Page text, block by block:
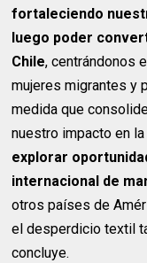
fortaleciendo
luego poder
Chile, centrándonos
mujeres migrantes y
medida que
nuestro impacto en
explorar
internacional de
otros países de
el desperdicio textil
concluye.